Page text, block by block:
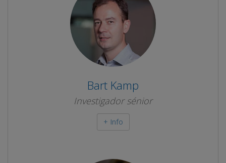
Bart Kamp
Investigador sénior
+ Info